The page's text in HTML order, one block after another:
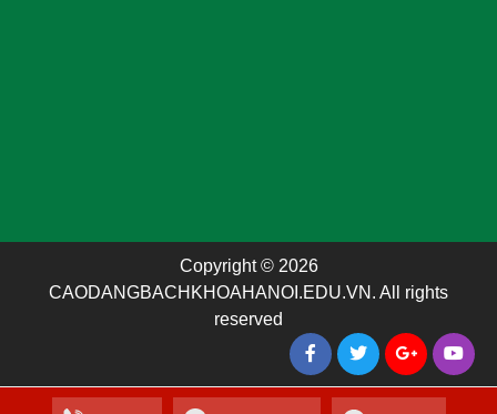
Copyright © 2026
CAODANGBACHKHOAHANOI.EDU.VN. All rights
reserved